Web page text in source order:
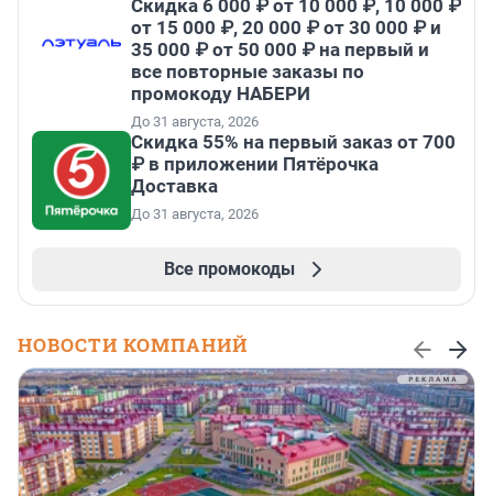
Скидка 6 000 ₽ от 10 000 ₽, 10 000 ₽
от 15 000 ₽, 20 000 ₽ от 30 000 ₽ и
35 000 ₽ от 50 000 ₽ на первый и
все повторные заказы по
промокоду НАБЕРИ
До 31 августа, 2026
Скидка 55% на первый заказ от 700
₽ в приложении Пятёрочка
Доставка
До 31 августа, 2026
Все промокоды
НОВОСТИ КОМПАНИЙ